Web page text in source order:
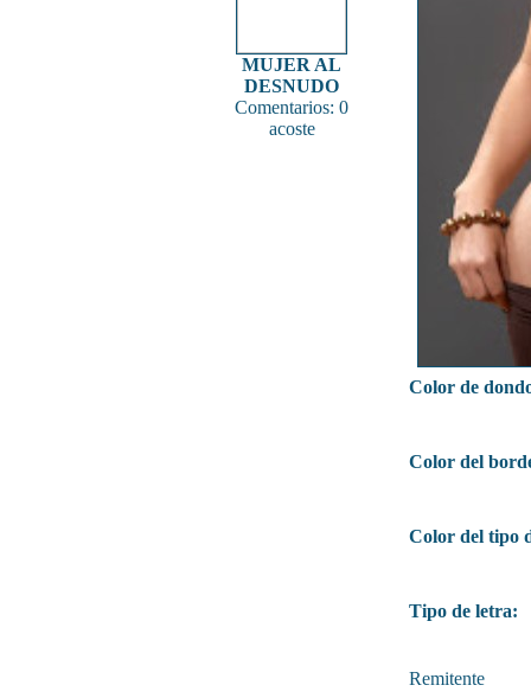
MUJER AL
DESNUDO
Comentarios: 0
acoste
Color de
Color del
Color del tipo
Tipo de letra:
Remitente